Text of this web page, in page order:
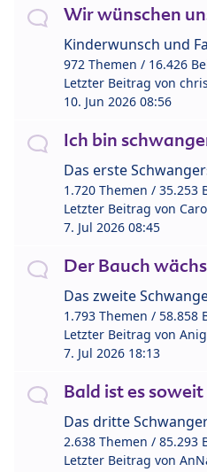
Wir wünschen
Kinderwunsch und
972 Themen / 16.426
Letzter Beitrag von
10. Jun 2026 08:56
Ich bin
Das erste
1.720 Themen / 35.253
Letzter Beitrag von
7. Jul 2026 08:45
Der Bauch
Das zweite
1.793 Themen / 58.858
Letzter Beitrag von
7. Jul 2026 18:13
Bald ist es soweit
Das dritte
2.638 Themen / 85.293
Letzter Beitrag von